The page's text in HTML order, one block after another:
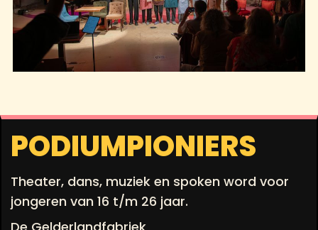
PODIUMPIONIERS
Theater, dans, muziek en spoken word voor
jongeren van 16 t/m 26 jaar.